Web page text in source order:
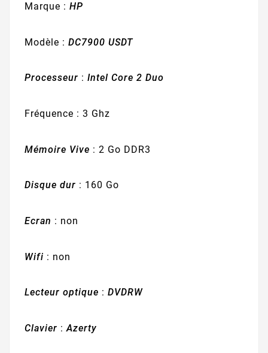
Marque : HP
Modèle : DC7900 USDT
Processeur : Intel Core 2 Duo
Fréquence : 3 Ghz
Mémoire Vive : 2 Go DDR3
Disque dur : 160 Go
Ecran : non
Wifi : non
Lecteur optique : DVDRW
Clavier :Azerty